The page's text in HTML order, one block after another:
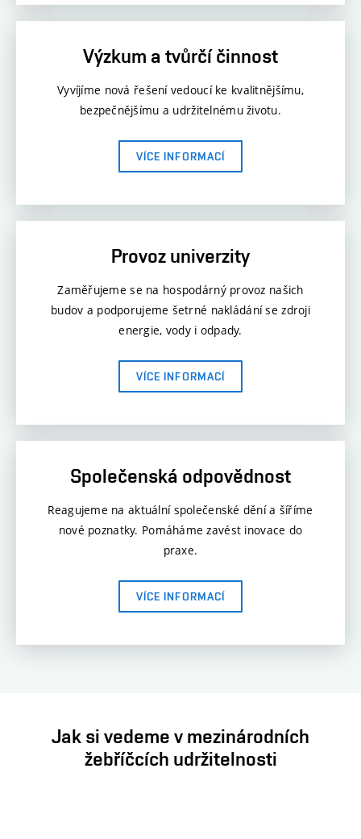
Výzkum a tvůrčí činnost
Vyvíjíme nová řešení vedoucí ke kvalitnějšímu,
bezpečnějšímu a udržitelnému životu.
VÍCE INFORMACÍ
Provoz univerzity
Zaměřujeme se na hospodárný provoz našich
budov a podporujeme šetrné nakládání se zdroji
energie, vody i odpady.
VÍCE INFORMACÍ
Společenská odpovědnost
Reagujeme na aktuální společenské dění a šíříme
nové poznatky. Pomáháme zavést inovace do
praxe.
VÍCE INFORMACÍ
Jak si vedeme v mezinárodních
žebříčcích udržitelnosti